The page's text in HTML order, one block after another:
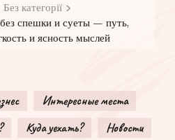
Без категорії
спешки и суеты — путь,
и ясность мыслей
Интересные места
Куда уехать?
Новости